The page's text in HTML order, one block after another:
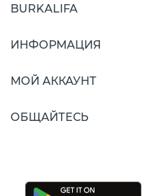
BURKALIFA
ИНФОРМАЦИЯ
МОЙ АККАУНТ
ОБЩАЙТЕСЬ